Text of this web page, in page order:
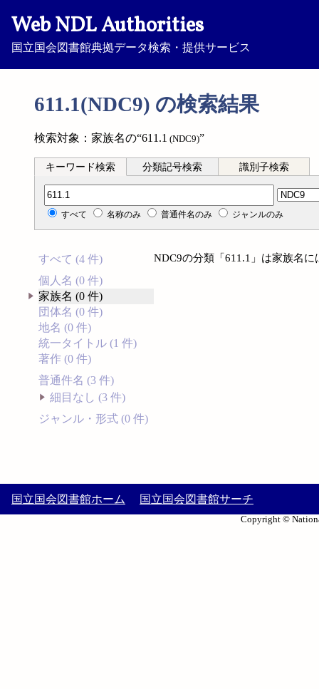
Web NDL Authorities
国立国会図書館典拠データ検索・提供サービス
611.1(NDC9) の検索結果
検索対象：家族名の“611.1 (NDC9)”
キーワード検索 分類記号検索 識別子検索
分類記号検索
すべて 名称のみ 普通件名のみ ジャンルのみ
すべて (4 件)
個人名 (0 件)
家族名 (0 件)
団体名 (0 件)
地名 (0 件)
統一タイトル (1 件)
著作 (0 件)
普通件名 (3 件)
細目なし (3 件)
ジャンル・形式 (0 件)
NDC9の分類「611.1」は家族名
国立国会図書館ホーム 国立国会図書館サーチ
Copyright ©